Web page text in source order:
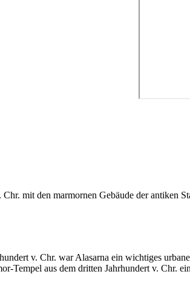
Chr. mit den marmornen Gebäude der antiken
v. Chr. war Alasarna ein wichtiges
Tempel aus dem dritten Jahrhundert v. Chr.